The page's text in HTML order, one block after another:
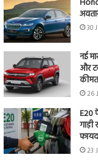
30
नई
और
26
E20
23